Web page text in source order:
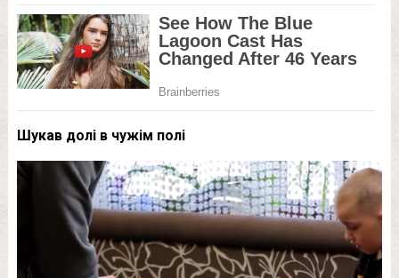
Шукав долі в чужім полі